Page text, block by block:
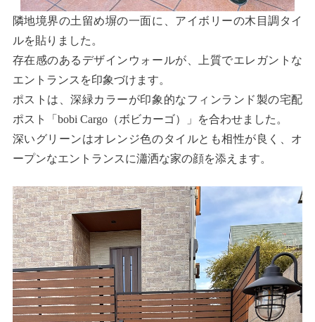
隣地境界の土留め塀の一面に、アイボリーの木目調タイ
ルを貼りました。
存在感のあるデザインウォールが、上質でエレガントな
エントランスを印象づけます。
ポストは、深緑カラーが印象的なフィンランド製の宅配
ポスト「bobi Cargo（ボビカーゴ）」を合わせました。
深いグリーンはオレンジ色のタイルとも相性が良く、オ
ープンなエントランスに瀟洒な家の顔を添えます。